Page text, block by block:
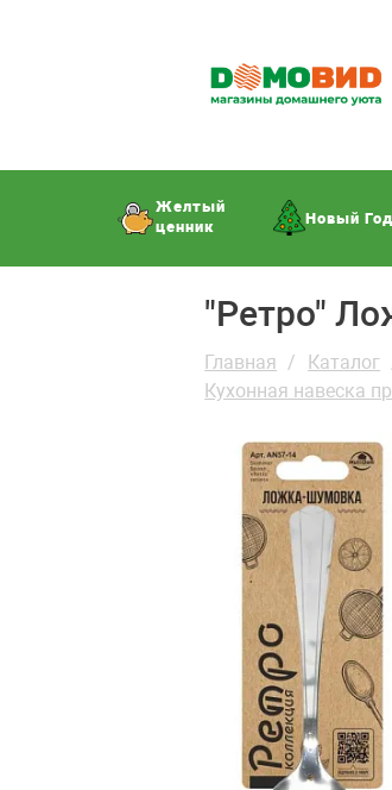
Желтый
ценник
Новый Год
"Ретро"
Главная Каталог
Кухонная навеска